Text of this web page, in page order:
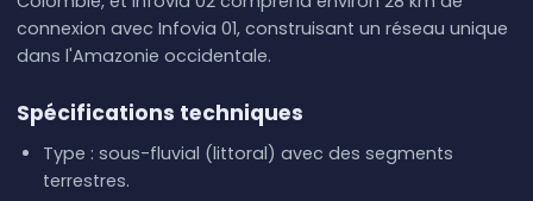
connexion avec Infovia 01, construisant un réseau unique
dans l'Amazonie occidentale.
Spécifications techniques
Type : sous-fluvial (littoral) avec des segments
terrestres.